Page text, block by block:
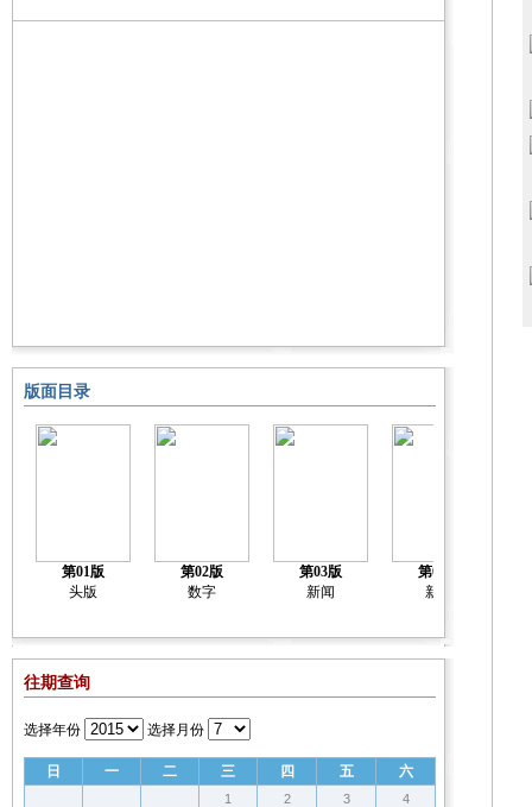
版面目录
第01版
头版
第02版
数字
第03版
新闻
第04版
新闻
往期查询
选择年份 选择月份
日 一 二 三 四 五 六
1 2 3
4